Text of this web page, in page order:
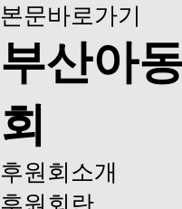
본문바로가기
부산아
회
후원회소개
후원회란